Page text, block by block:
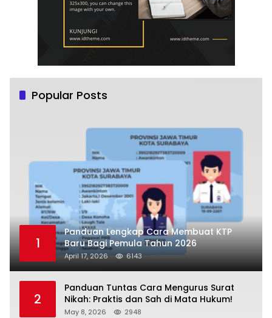
Popular Posts
1
Panduan Lengkap Cara Membuat KTP
Baru Bagi Pemula Tahun 2026
April 17, 2026 6143
2
Panduan Tuntas Cara Mengurus Surat
Nikah: Praktis dan Sah di Mata Hukum!
May 8, 2026 2948